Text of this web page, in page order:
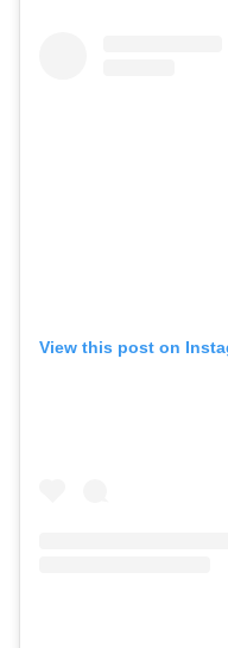
View this post on